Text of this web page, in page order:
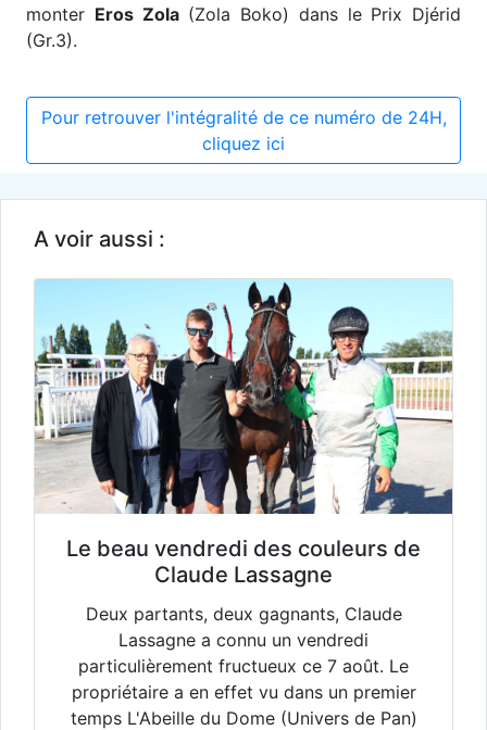
monter Eros Zola(Zola Boko) dans le Prix Djérid
(Gr.3).
Pour retrouver l'intégralité de ce numéro de 24H,
cliquez ici
A voir aussi :
Le beau vendredi des couleurs de
Claude Lassagne
Deux partants, deux gagnants, Claude
Lassagne a connu un vendredi
particulièrement fructueux ce 7 août. Le
propriétaire a en effet vu dans un premier
temps L'Abeille du Dome (Univers de Pan)